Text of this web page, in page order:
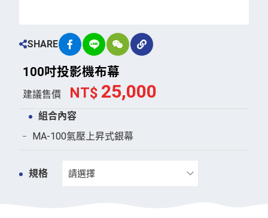
SHARE
1 00吋投影機布幕
建議售價 NT$ 25,000
組合內容
MA-100氣壓上昇式銀幕
規格